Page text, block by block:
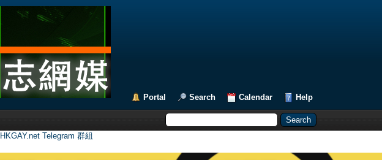
Portal Search Calendar Help
HKGAY.net Telegram 群組